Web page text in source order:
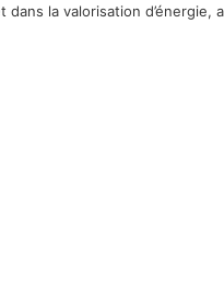
la valorisation